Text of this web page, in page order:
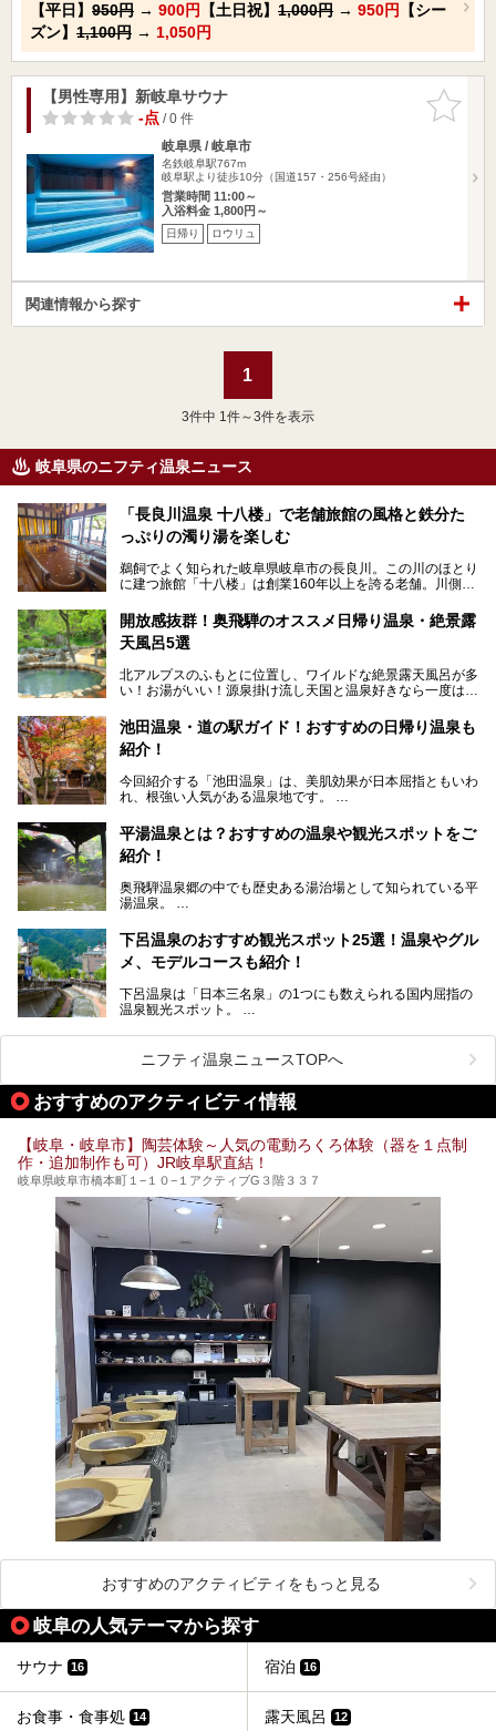
【平日】 950円 → 900円 【土日祝】 1,000円 → 950円
【シー
ズン】 1,100円 → 1,050円
お気に入
りに追加
【男性専用】新岐阜サウナ
-点/ 0 件
岐阜県 / 岐阜市
名鉄岐阜駅767m
岐阜駅より徒歩10分（国道157・256号経由）
営業時間 11:00～
入浴料金 1,800円～
日帰り ロウリュ
関連情報から探す
1
3件中 1件～3件を表示
岐阜県のニフティ温泉ニュース
「長良川温泉 十八楼」で老舗旅館の風格と鉄分た
っぷりの濁り湯を楽しむ
鵜飼でよく知られた岐阜県岐阜市の長良川。この川のほとり
に建つ旅館「十八楼」は創業160年以上を誇る老舗。川側の
濁り湯で、地産地消にこだわった食事も定評があります。
そして大浴場は日帰り入浴もできるんですよ。泊まりでも日
岐阜の手仕事に触れる旅とともに楽しんでみてはいかがでし
ょう！
───
提供元：岐阜県【PR】
この記事は岐阜県のPR記事です。
開放感抜群！奥飛騨のオススメ日帰り温泉・絶景露
天風呂5選
北アルプスのふもとに位置し、ワイルドな絶景露天風呂が多
い！お湯がいい！源泉掛け流し天国と温泉好きなら一度は行
「平湯温泉」「福地温泉」「新平湯温泉」「栃尾温泉」「新
穂高温泉」と5つの温泉地を総称して奥飛騨温泉郷と呼びま
風呂を5ヶ所ご紹介したいと思います。いずれも素晴らしい
温泉ですよ！
池田温泉・道の駅ガイド！おすすめの日帰り温泉も
紹介！
今回紹介する「池田温泉」は、美肌効果が日本屈指ともいわ
れ、根強い人気がある温泉地です。
温泉旅として利用することができます。
池田温泉には道の駅があるなど、温泉、観光、買い物と、さ
そんな池田温泉の魅力を詳しく紹介していきます！
平湯温泉とは？おすすめの温泉や観光スポットをご
紹介！
奥飛騨温泉郷の中でも歴史ある湯治場として知られている平
湯温泉。
らの利用客も増え、ますます賑わいを見せています。そこで
今回は、平湯温泉の観光スポットとおすすめの温泉施設を紹
介します。気になる温泉をぜひチェックしてみてください。
下呂温泉のおすすめ観光スポット25選！温泉やグル
メ、モデルコースも紹介！
下呂温泉は「日本三名泉」の1つにも数えられる国内屈指の
温泉観光スポット。
のグルメを楽しんだり、周辺にある名所にも足を伸ばしたり
したいもの。
本記事では、下呂温泉エリアにあるおすすめの観光スポット
をご紹介するとともに散策する際のモデルコースもご提案。
下呂温泉観光をたっぷりとガイドします！
ニフティ温泉ニュースTOPへ
おすすめのアクティビティ情報
【岐阜・岐阜市】陶芸体験～人気の電動ろくろ体験（器を１点制
作・追加制作も可）JR岐阜駅直結！
岐阜県岐阜市橋本町１−１０−１アクティブG３階３３７
おすすめのアクティビティをもっと見る
岐阜の人気テーマから探す
サウナ 16 宿泊 16
お食事・食事処 14 露天風呂 12